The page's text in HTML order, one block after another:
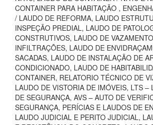
CONTAINER PARA HABITAÇÃO ,
/ LAUDO DE REFORMA, LAUDO
INSPEÇÃO PREDIAL, LAUDO DE
CONSTRUTIVOS, LAUDO DE
INFILTRAÇÕES, LAUDO DE
SACADAS, LAUDO DE INSTALAÇÃO DE
CONDICIONADO, LAUDO DE
CONTAINER, RELATORIO TÉCNICO DE
LAUDO DE VISTORIA DE IMÓVEIS, LTS –
DE SEGURANÇA, AVS – AUTO DE
SEGURANÇA, PERÍCIAS E LAUDOS DE
LAUDO JUDICIAL E PERITO JUDICIAL,